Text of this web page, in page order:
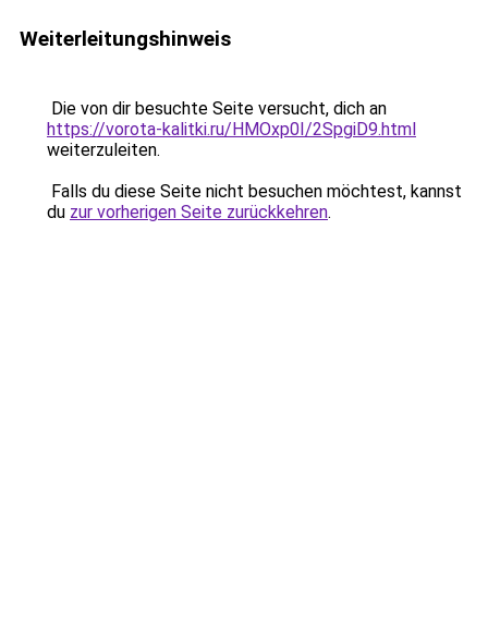
Weiterleitungshinweis
Die von dir besuchte Seite versucht, dich an
https://vorota-kalitki.ru/HMOxp0I/2SpgiD9.html
weiterzuleiten.
Falls du diese Seite nicht besuchen möchtest, kannst
du zur vorherigen Seite zurückkehren.